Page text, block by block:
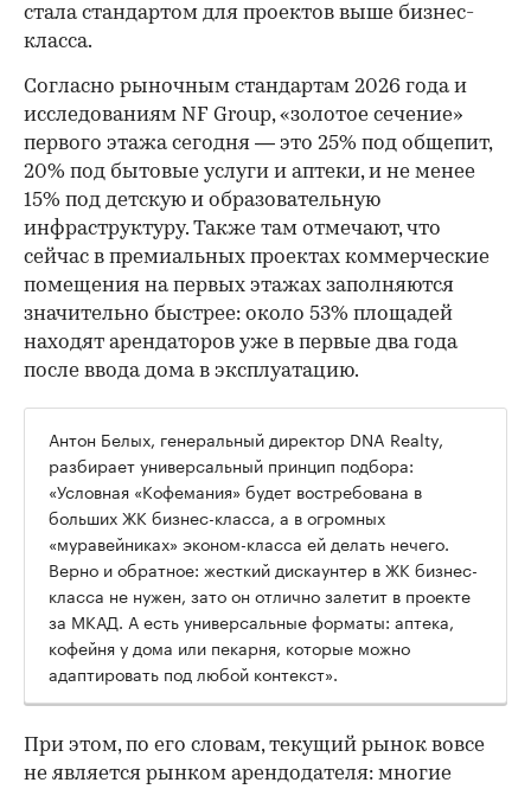
стала стандартом для проектов выше бизнес-
класса.
Согласно рыночным стандартам 2026 года и
исследованиям NF Group, «золотое сечение»
первого этажа сегодня — это 25% под общепит,
20% под бытовые услуги и аптеки, и не менее
15% под детскую и образовательную
инфраструктуру. Также там отмечают, что
сейчас в премиальных проектах коммерческие
помещения на первых этажах заполняются
значительно быстрее: около 53% площадей
находят арендаторов уже в первые два года
после ввода дома в эксплуатацию.
Антон Белых, генеральный директор DNA Realty,
разбирает универсальный принцип подбора:
«Условная «Кофемания» будет востребована в
больших ЖК бизнес-класса, а в огромных
«муравейниках» эконом-класса ей делать нечего.
Верно и обратное: жесткий дискаунтер в ЖК бизнес-
класса не нужен, зато он отлично залетит в проекте
за МКАД. А есть универсальные форматы: аптека,
кофейня у дома или пекарня, которые можно
адаптировать под любой контекст».
При этом, по его словам, текущий рынок вовсе
не является рынком арендодателя: многие